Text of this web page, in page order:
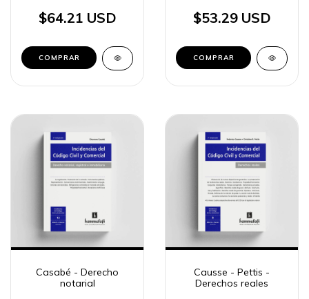
$64.21 USD
COMPRAR
$53.29 USD
COMPRAR
Casabé - Derecho
notarial
Causse - Pettis -
Derechos reales